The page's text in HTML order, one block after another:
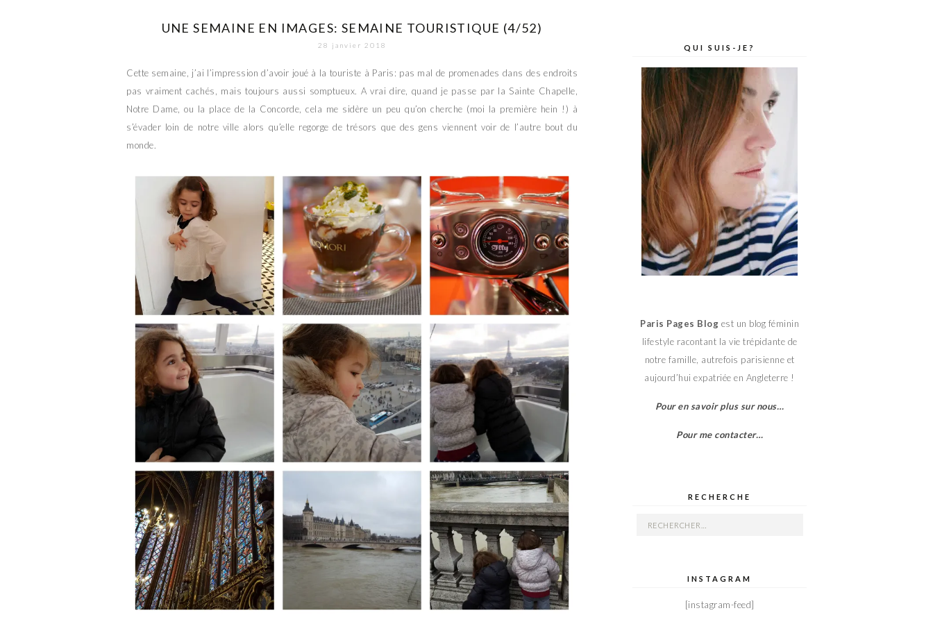
UNE SEMAINE EN IMAGES: SEMAINE TOURISTIQUE (4/52)
28 janvier 2018
Cette semaine, j’ai l’impression d’avoir joué à la touriste à Paris: pas mal de promenades dans des endroits
pas vraiment cachés, mais toujours aussi somptueux. A vrai dire, quand je passe par la Sainte Chapelle,
Notre Dame, ou la place de la Concorde, cela me sidère un peu qu’on cherche (moi la première hein !) à
s’évader loin de notre ville alors qu’elle regorge de trésors que des gens viennent voir de l’autre bout du
monde.
QUI SUIS-JE?
Paris Pages Blog est un blog féminin
lifestyle racontant la vie trépidante de
notre famille, autrefois parisienne et
aujourd’hui expatriée en Angleterre !
Pour en savoir plus sur nous…
Pour me contacter…
RECHERCHE
Rechercher :
INSTAGRAM
[instagram-feed]